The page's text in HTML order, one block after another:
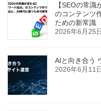
【SEOの常識
のコンテンツ
ための新常識
2026年6月25
AIと向き合う
2026年6月11